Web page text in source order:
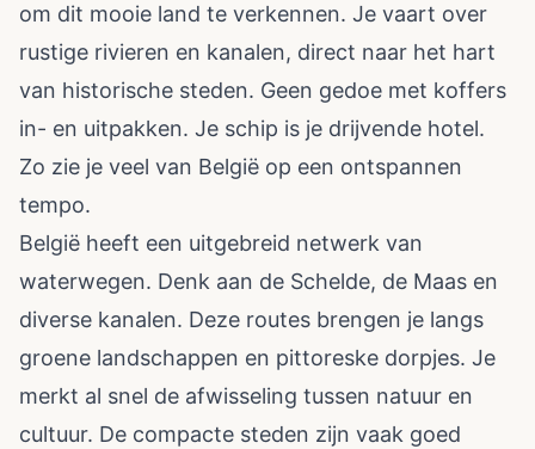
om dit mooie land te verkennen. Je vaart over
rustige rivieren en kanalen, direct naar het hart
van historische steden. Geen gedoe met koffers
in- en uitpakken. Je schip is je drijvende hotel.
Zo zie je veel van België op een ontspannen
tempo.
België heeft een uitgebreid netwerk van
waterwegen. Denk aan de Schelde, de Maas en
diverse kanalen. Deze routes brengen je langs
groene landschappen en pittoreske dorpjes. Je
merkt al snel de afwisseling tussen natuur en
cultuur. De compacte steden zijn vaak goed